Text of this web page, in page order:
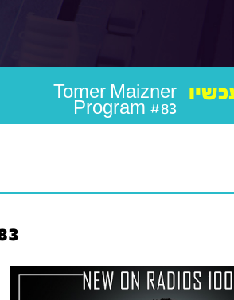
Tomer Maizner
Program #83